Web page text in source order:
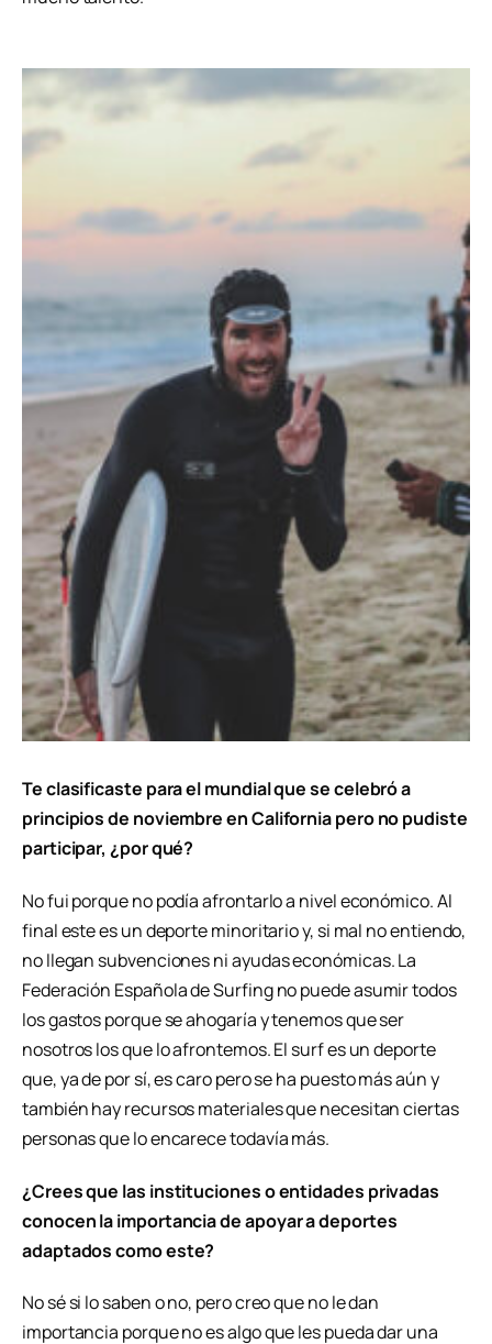
Te clasificaste para el mundial que se celebró a
principios de noviembre en California pero no pudiste
participar, ¿por qué?
No fui porque no podía afrontarlo a nivel económico. Al
final este es un deporte minoritario y, si mal no entiendo,
no llegan subvenciones ni ayudas económicas. La
Federación Española de Surfing no puede asumir todos
los gastos porque se ahogaría y tenemos que ser
nosotros los que lo afrontemos. El surf es un deporte
que, ya de por sí, es caro pero se ha puesto más aún y
también hay recursos materiales que necesitan ciertas
personas que lo encarece todavía más.
¿Crees que las instituciones o entidades privadas
conocen la importancia de apoyar a deportes
adaptados como este?
No sé si lo saben o no, pero creo que no le dan
importancia porque no es algo que les pueda dar una